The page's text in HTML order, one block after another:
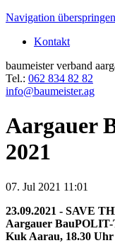
Navigation überspringen
Kontakt
baumeister verband
Tel.: 062 834 82 82
info@baumeister.ag
Aargauer
2021
07. Jul 2021 11:01
23.09.2021 - SAVE
Aargauer BauPOLIT-
Kuk Aarau, 18.30 Uhr